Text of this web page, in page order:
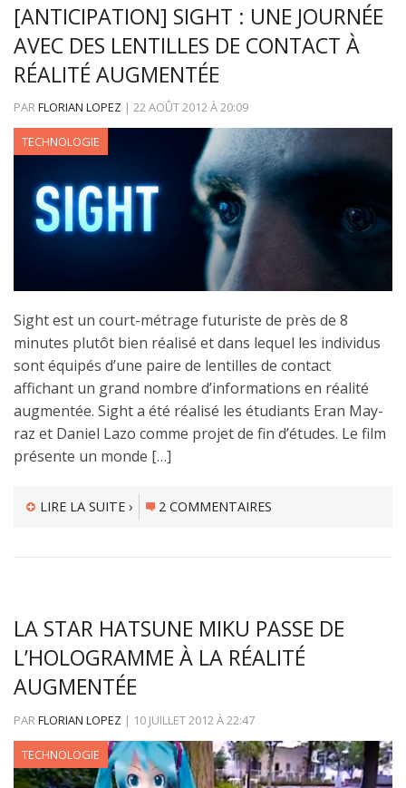
[ANTICIPATION] SIGHT : UNE JOURNÉE
AVEC DES LENTILLES DE CONTACT À
RÉALITÉ AUGMENTÉE
PARFLORIAN LOPEZ | 22 AOÛT 2012À20:09
TECHNOLOGIE
Sight est un court-métrage futuriste de près de 8
minutes plutôt bien réalisé et dans lequel les individus
sont équipés d’une paire de lentilles de contact
affichant un grand nombre d’informations en réalité
augmentée. Sight a été réalisé les étudiants Eran May-
raz et Daniel Lazo comme projet de fin d’études. Le film
présente un monde […]
LIRE LA SUITE › 2 COMMENTAIRES
LA STAR HATSUNE MIKU PASSE DE
L’HOLOGRAMME À LA RÉALITÉ
AUGMENTÉE
PARFLORIAN LOPEZ | 10 JUILLET 2012À22:47
TECHNOLOGIE